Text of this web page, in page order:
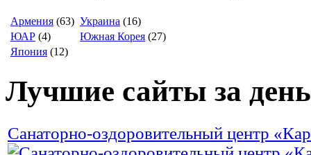
Армения (63) Украина (16)
ЮАР (4) Южная Корея (27)
Япония (12)
Лучшие сайты за день
Санаторно-оздоровительный центр